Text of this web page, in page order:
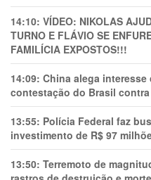
14:10: VÍDEO: NIKOLAS
TURNO E FLÁVIO SE
FAMILÍCIA EXPOSTOS!!!
14:09: China alega
contestação do Brasil
13:55: Polícia Federal faz
investimento de R$ 97
13:50: Terremoto de